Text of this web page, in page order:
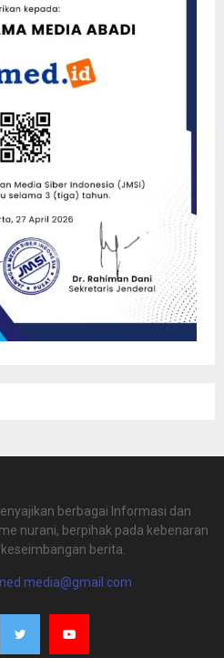
berbagai Informasi dan
nurani, berpihak pada kebenaran
berita.